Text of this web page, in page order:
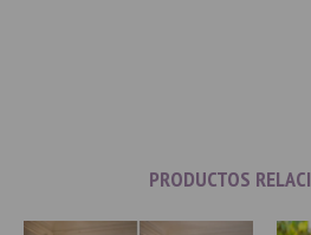
PRODUCTOS